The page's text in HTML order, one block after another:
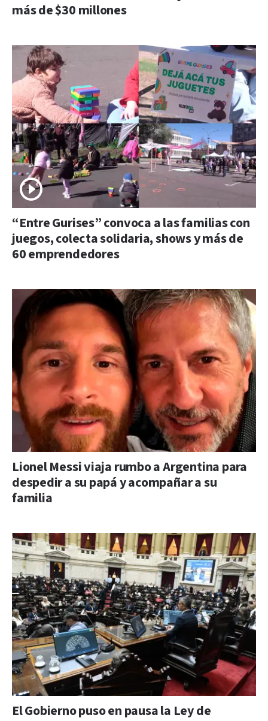
más de $30 millones
“Entre Gurises” convoca a las familias con
juegos, colecta solidaria, shows y más de
60 emprendedores
Lionel Messi viaja rumbo a Argentina para
despedir a su papá y acompañar a su
familia
El Gobierno puso en pausa la Ley de